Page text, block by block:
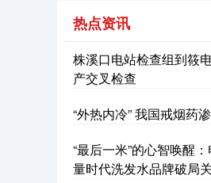
热点资讯
株溪口电站检查组到筱
产交叉检查
“外热内冷” 我国戒烟药
“最后一米”的心智唤醒
量时代洗发水品牌破局